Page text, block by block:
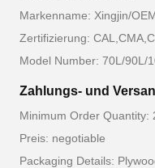
Markenname: Xingjin/
Zertifizierung:
Model Number: 70L/90L/
Zahlungs- und
Minimum Order Quantity:
Preis: negotiable
Packaging Details: